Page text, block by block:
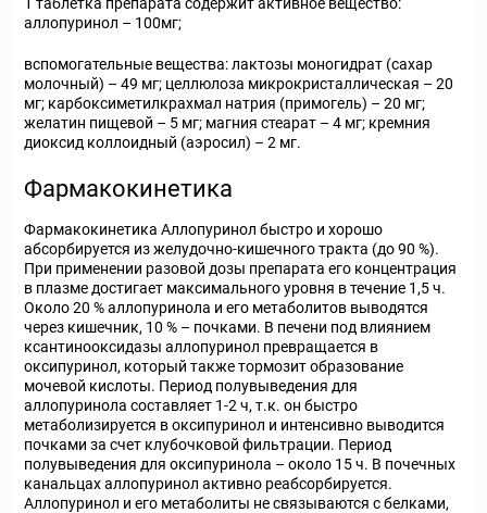
аллопуринол – 100мг;
вспомогательные вещества: лактозы моногидрат (сахар
молочный) – 49 мг; целлюлоза микрокристаллическая – 20
мг; карбоксиметилкрахмал натрия (примогель) – 20 мг;
желатин пищевой – 5 мг; магния стеарат – 4 мг; кремния
диоксид коллоидный (аэросил) – 2 мг.
Фармакокинетика
Фармакокинетика Аллопуринол быстро и хорошо
абсорбируется из желудочно-кишечного тракта (до 90 %).
При применении разовой дозы препарата его концентрация
в плазме достигает максимального уровня в течение 1,5 ч.
Около 20 % аллопуринола и его метаболитов выводятся
через кишечник, 10 % – почками. В печени под влиянием
ксантинооксидазы аллопуринол превращается в
оксипуринол, который также тормозит образование
мочевой кислоты. Период полувыведения для
аллопуринола составляет 1-2 ч, т.к. он быстро
метаболизируется в оксипуринол и интенсивно выводится
почками за счет клубочковой фильтрации. Период
полувыведения для оксипуринола – около 15 ч. В почечных
канальцах аллопуринол активно реабсорбируется.
Аллопуринол и его метаболиты не связываются с белками,